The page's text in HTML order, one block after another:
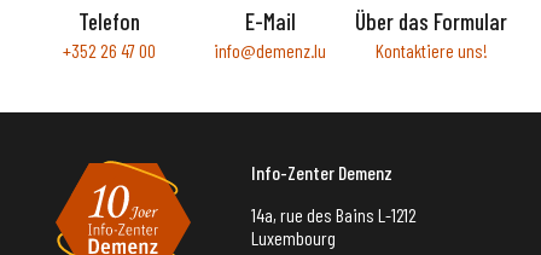
Telefon
+352 26 47 00
E-Mail
info@demenz.lu
Über das Formular
Kontaktiere uns!
Info-Zenter Demenz
14a, rue des Bains L-1212
Luxembourg